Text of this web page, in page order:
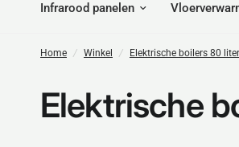
Infrarood panelen
Home / Winkel / Elektrische boilers 80 liter
Elektrische